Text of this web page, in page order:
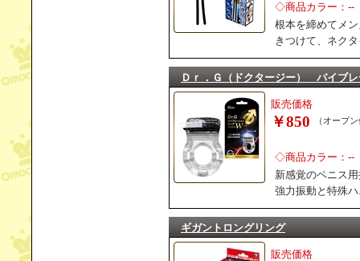
◇商品カラー：--
根本を締めてメ
きつけて、ネク
Ｄｒ．Ｇ（ドクタージー） バイブ
販売価格
￥850 （オープ
◇商品カラー：--
新感覚のペニス
強力振動と特殊
ギガントロングリング
販売価格